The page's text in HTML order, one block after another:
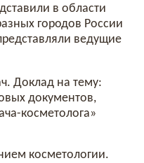
в области
городов России
ведущие
Доклад на тему:
документов,
косметолога»
косметологии.